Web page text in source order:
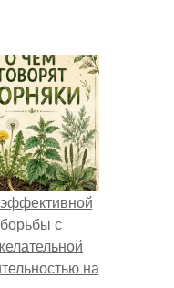
борьбы с
на